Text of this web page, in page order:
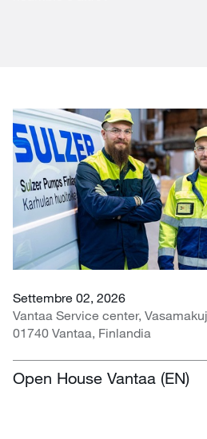
Settembre 02, 2026
Vantaa Service center,
01740 Vantaa, Finlandia
Open House Vantaa (EN)